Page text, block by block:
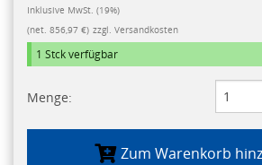
Inklusive MwSt. (19%)
(net. 856,97 €) zzgl. Versandkosten
1 Stckverfügbar
Menge:
Zum Warenkorb